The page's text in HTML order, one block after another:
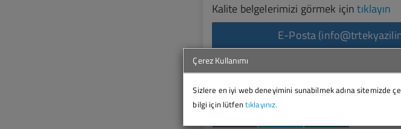
Kalite belgelerimizi görmek içintıklayın
E-Posta
Çerez Kullanımı
Sizlere en iyi web deneyimini sunabilmek adına sitemizde
bilgi için lütfentıklayınız.